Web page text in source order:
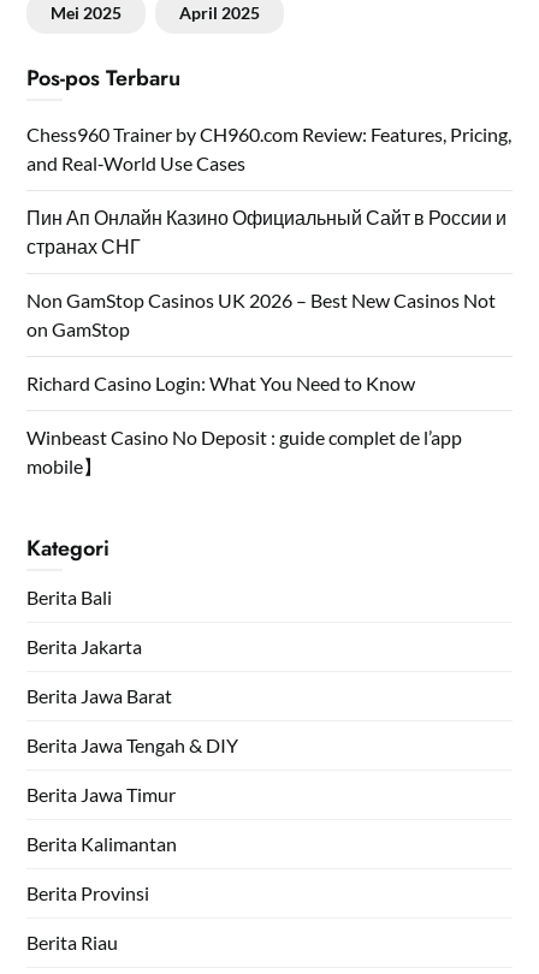
Mei 2025 April 2025
Pos-pos Terbaru
Chess960 Trainer by CH960.com Review: Features, Pricing,
and Real‑World Use Cases
Пин Ап Онлайн Казино Официальный Сайт в России и
странах СНГ
Non GamStop Casinos UK 2026 – Best New Casinos Not
on GamStop
Richard Casino Login: What You Need to Know
Winbeast Casino No Deposit : guide complet de l’app
mobile】
Kategori
Berita Bali
Berita Jakarta
Berita Jawa Barat
Berita Jawa Tengah & DIY
Berita Jawa Timur
Berita Kalimantan
Berita Provinsi
Berita Riau